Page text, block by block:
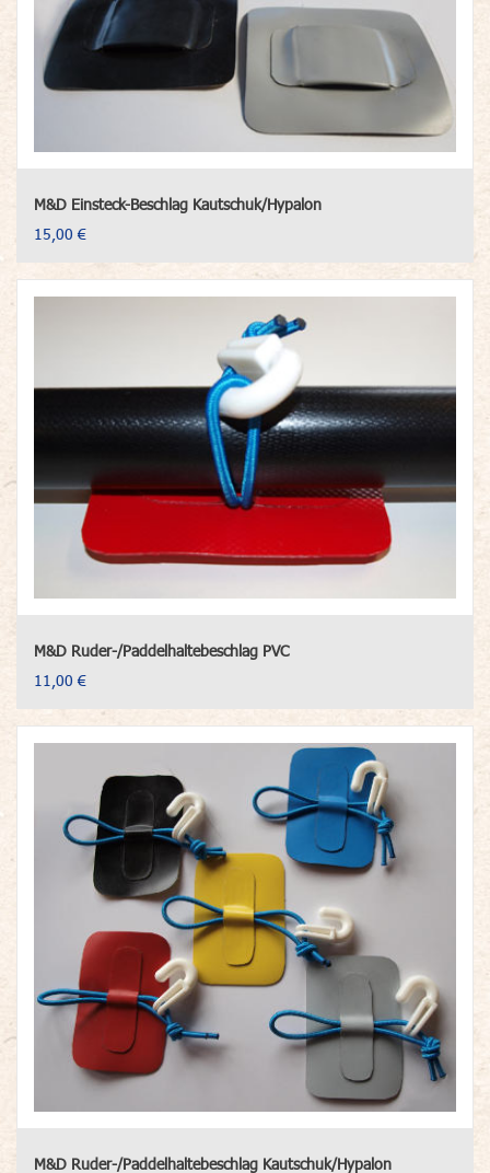
M&D Einsteck-Beschlag Kautschuk/Hypalon
15,00 €
M&D Ruder-/Paddelhaltebeschlag PVC
11,00 €
M&D Ruder-/Paddelhaltebeschlag Kautschuk/Hypalon